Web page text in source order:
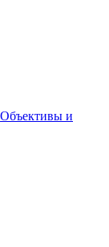
Объективы и